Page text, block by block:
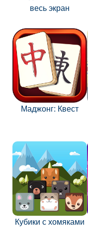
весь экран
Маджонг: Квест
Кубики с хомяками